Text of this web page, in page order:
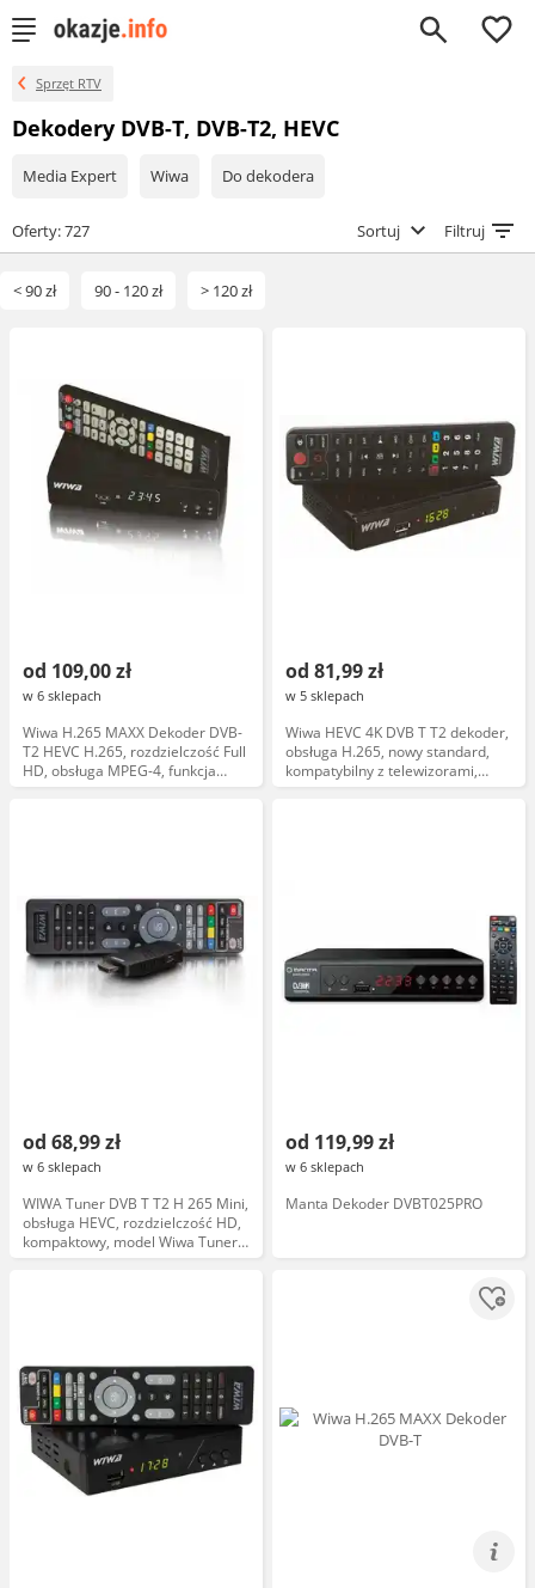
0
Sprzęt RTV
Dekodery DVB-T, DVB-T2, HEVC
Media Expert Wiwa Do dekodera
Oferty: 727 Sortuj Filtruj
< 90 zł 90 - 120 zł > 120 zł
od 109,00 zł
w 6 sklepach
Wiwa H.265 MAXX Dekoder DVB-
T2 HEVC H.265, rozdzielczość Full
HD, obsługa MPEG-4, funkcja
nagrywania, złącze HDMI, USB,
od 81,99 zł
w 5 sklepach
Wiwa HEVC 4K DVB T T2 dekoder,
obsługa H.265, nowy standard,
kompatybilny z telewizorami,
wysokiej rozdzielczości, model
od 68,99 zł
w 6 sklepach
WIWA Tuner DVB T T2 H 265 Mini,
obsługa HEVC, rozdzielczość HD,
kompaktowy, model Wiwa Tuner
DVB T T2 H 265 Mini
od 119,99 zł
w 6 sklepach
Manta Dekoder DVBT025PRO